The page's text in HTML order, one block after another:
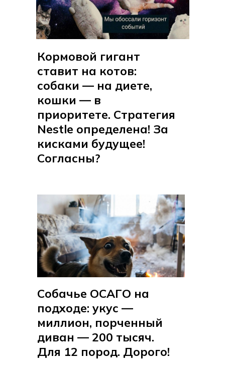
Собачье ОСАГО на
подходе: укус —
миллион, порченный
диван — 200 тысяч.
Для 12 пород. Дорого!
Кормовой гигант
ставит на котов:
собаки — на диете,
кошки — в
приоритете. Стратегия
Nestle определена! За
кисками будущее!
Согласны?